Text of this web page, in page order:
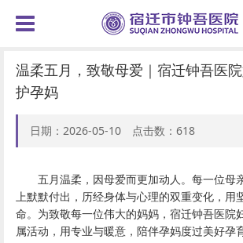
温柔五月，致敬母爱｜宿迁钟吾医
护孕妈
日期：2026-05-10 点击数： 618
五月温柔，因母爱而更加动人。每一位母
上默默付出，历经身体与心理的双重变化，用
命。为致敬每一位伟大的妈妈，宿迁钟吾医院
属活动，用专业与暖意，陪伴孕妈度过美好孕